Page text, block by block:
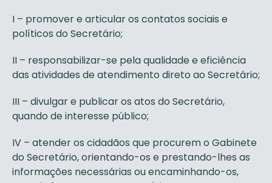
I – promover e articular os contatos sociais e
políticos do Secretário;
II – responsabilizar-se pela qualidade e eficiência
das atividades de atendimento direto ao Secretário;
III – divulgar e publicar os atos do Secretário,
quando de interesse público;
IV – atender os cidadãos que procurem o Gabinete
do Secretário, orientando-os e prestando-lhes as
informações necessárias ou encaminhando-os,